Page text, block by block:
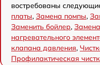
востребованы
платы, Замена помпы,
Заменить бойлер,
нагревательного
клапана давления,
Профилактическая